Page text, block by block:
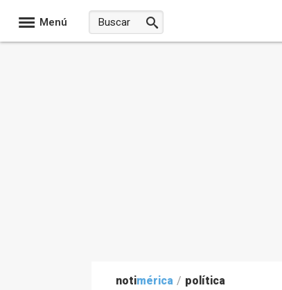
Menú
notimérica / política